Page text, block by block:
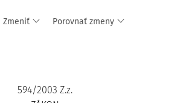
Zmeniť Porovnať zmeny
594/2003 Z.z.